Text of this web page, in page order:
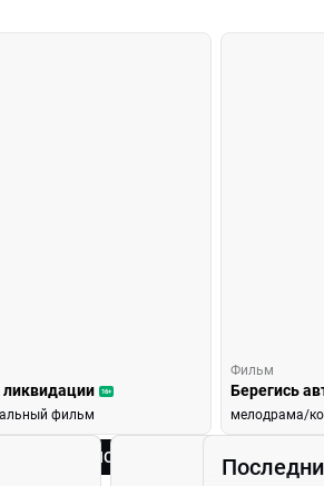
ликвидации 16+
фильм
Фильм
Берегись
мелодрама/
ВСЕ НОВОСТИ